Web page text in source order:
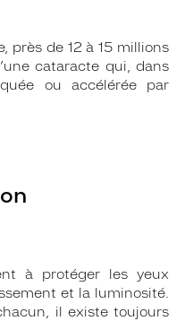
près de 12 à 15 millions
cataracte qui, dans
ou accélérée par
à protéger les yeux
et la luminosité.
il existe toujours